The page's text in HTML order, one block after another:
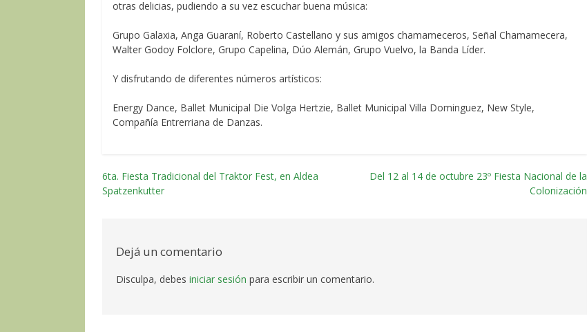
otras delicias, pudiendo a su vez escuchar buena música:
Grupo Galaxia, Anga Guaraní, Roberto Castellano y sus amigos chamameceros, Señal Chamamecera,
Walter Godoy Folclore, Grupo Capelina, Dúo Alemán, Grupo Vuelvo, la Banda Líder.
Y disfrutando de diferentes números artísticos:
Energy Dance, Ballet Municipal Die Volga Hertzie, Ballet Municipal Villa Dominguez, New Style,
Compañía Entrerriana de Danzas.
Navegación
entradas
6ta. Fiesta Tradicional del Traktor Fest, en Aldea
Spatzenkutter
Del 12 al 14 de octubre 23º Fiesta Nacional de la
Colonización
Dejá un comentario
Disculpa, debesiniciar sesión para escribir un comentario.